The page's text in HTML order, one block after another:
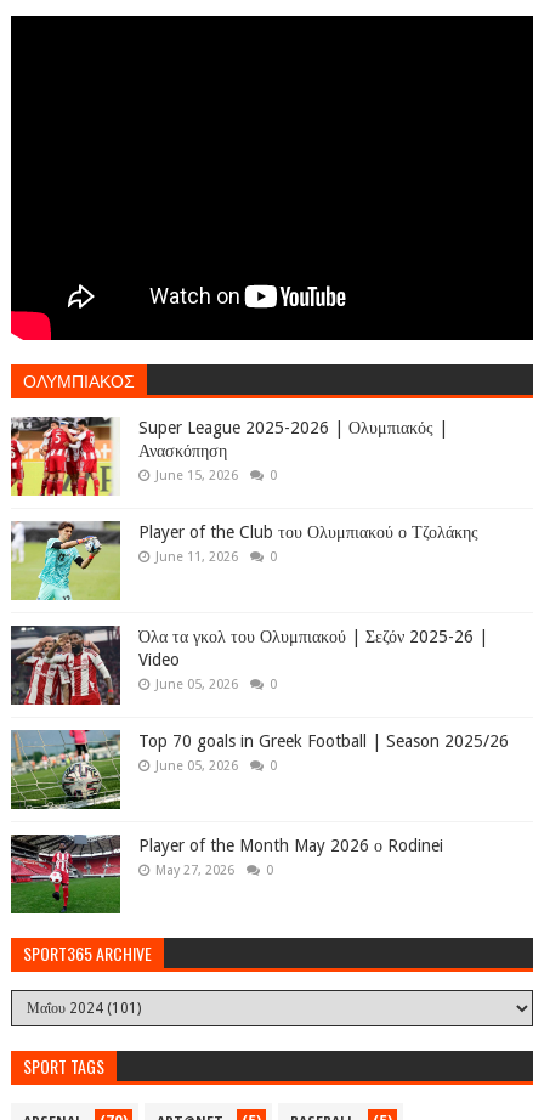
ΟΛΥΜΠΙΑΚΟΣ
Super League 2025-2026 | Ολυμπιακός |
Ανασκόπηση
June 15, 2026 0
Player of the Club του Ολυμπιακού ο Τζολάκης
June 11, 2026 0
Όλα τα γκολ του Ολυμπιακού | Σεζόν 2025-26 |
Video
June 05, 2026 0
Top 70 goals in Greek Football | Season 2025/26
June 05, 2026 0
Player of the Month May 2026 ο Rodinei
May 27, 2026 0
SPORT365 ARCHIVE
SPORT TAGS